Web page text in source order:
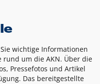
wichtige Informationen
um die AKN. Über die
Pressefotos und Artikel
Das bereitgestellte